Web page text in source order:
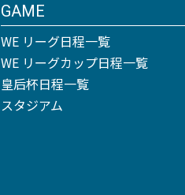
GAME
WE リーグ日程一覧
WE リーグカップ日程一覧
皇后杯日程一覧
スタジアム